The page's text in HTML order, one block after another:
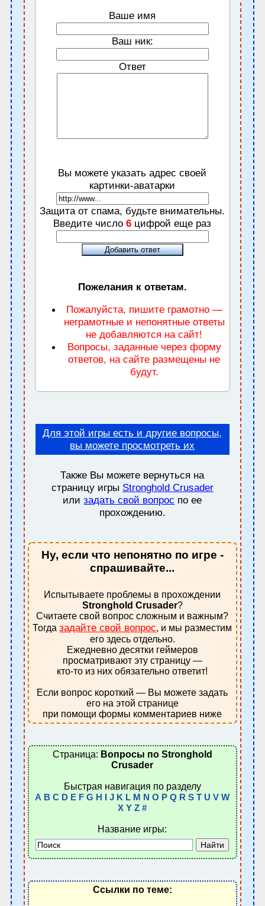
Ваше имя
Ваш ник:
Ответ
Вы можете указать адрес своей
картинки-аватарки
Защита от спама, будьте внимательны.
Введите число6 цифрой еще раз
Пожелания к ответам.
Пожалуйста, пишите грамотно —
неграмотные и непонятные ответы
не добавляются на сайт!
Вопросы, заданные через форму
ответов, на сайте размещены не
будут.
Для этой игры есть и другие вопросы,
вы можете просмотреть их
Также Вы можете вернуться на
страницу игры Stronghold Crusader
илизадать свой вопрос по ее
прохождению.
Ну, если что непонятно по игре -
спрашивайте...
Испытываете проблемы в прохождении
Stronghold Crusader?
Считаете свой вопрос сложным и важным?
Тогдазадайте свой вопрос, и мы разместим
его здесь отдельно.
Ежедневно десятки геймеров
просматривают эту страницу —
кто-то из них обязательно ответит!
Если вопрос короткий — Вы можете задать
его на этой странице
при помощи формы комментариев ниже
Страница: Вопросы по Stronghold
Crusader
Быстрая навигация по разделу
A B C D E F G H J K L M N O P Q R S T U V W
X Y Z #
Название игры:
Ссылки по теме: